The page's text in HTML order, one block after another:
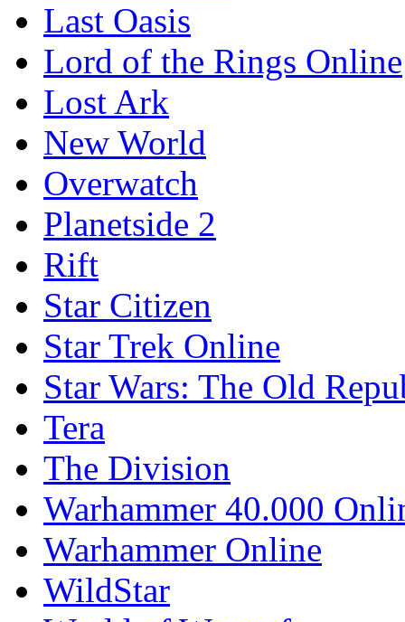
Last Oasis
Lord of the Rings Online
Lost Ark
New World
Overwatch
Planetside 2
Rift
Star Citizen
Star Trek Online
Star Wars: The Old
Tera
The Division
Warhammer 40.000
Warhammer Online
WildStar